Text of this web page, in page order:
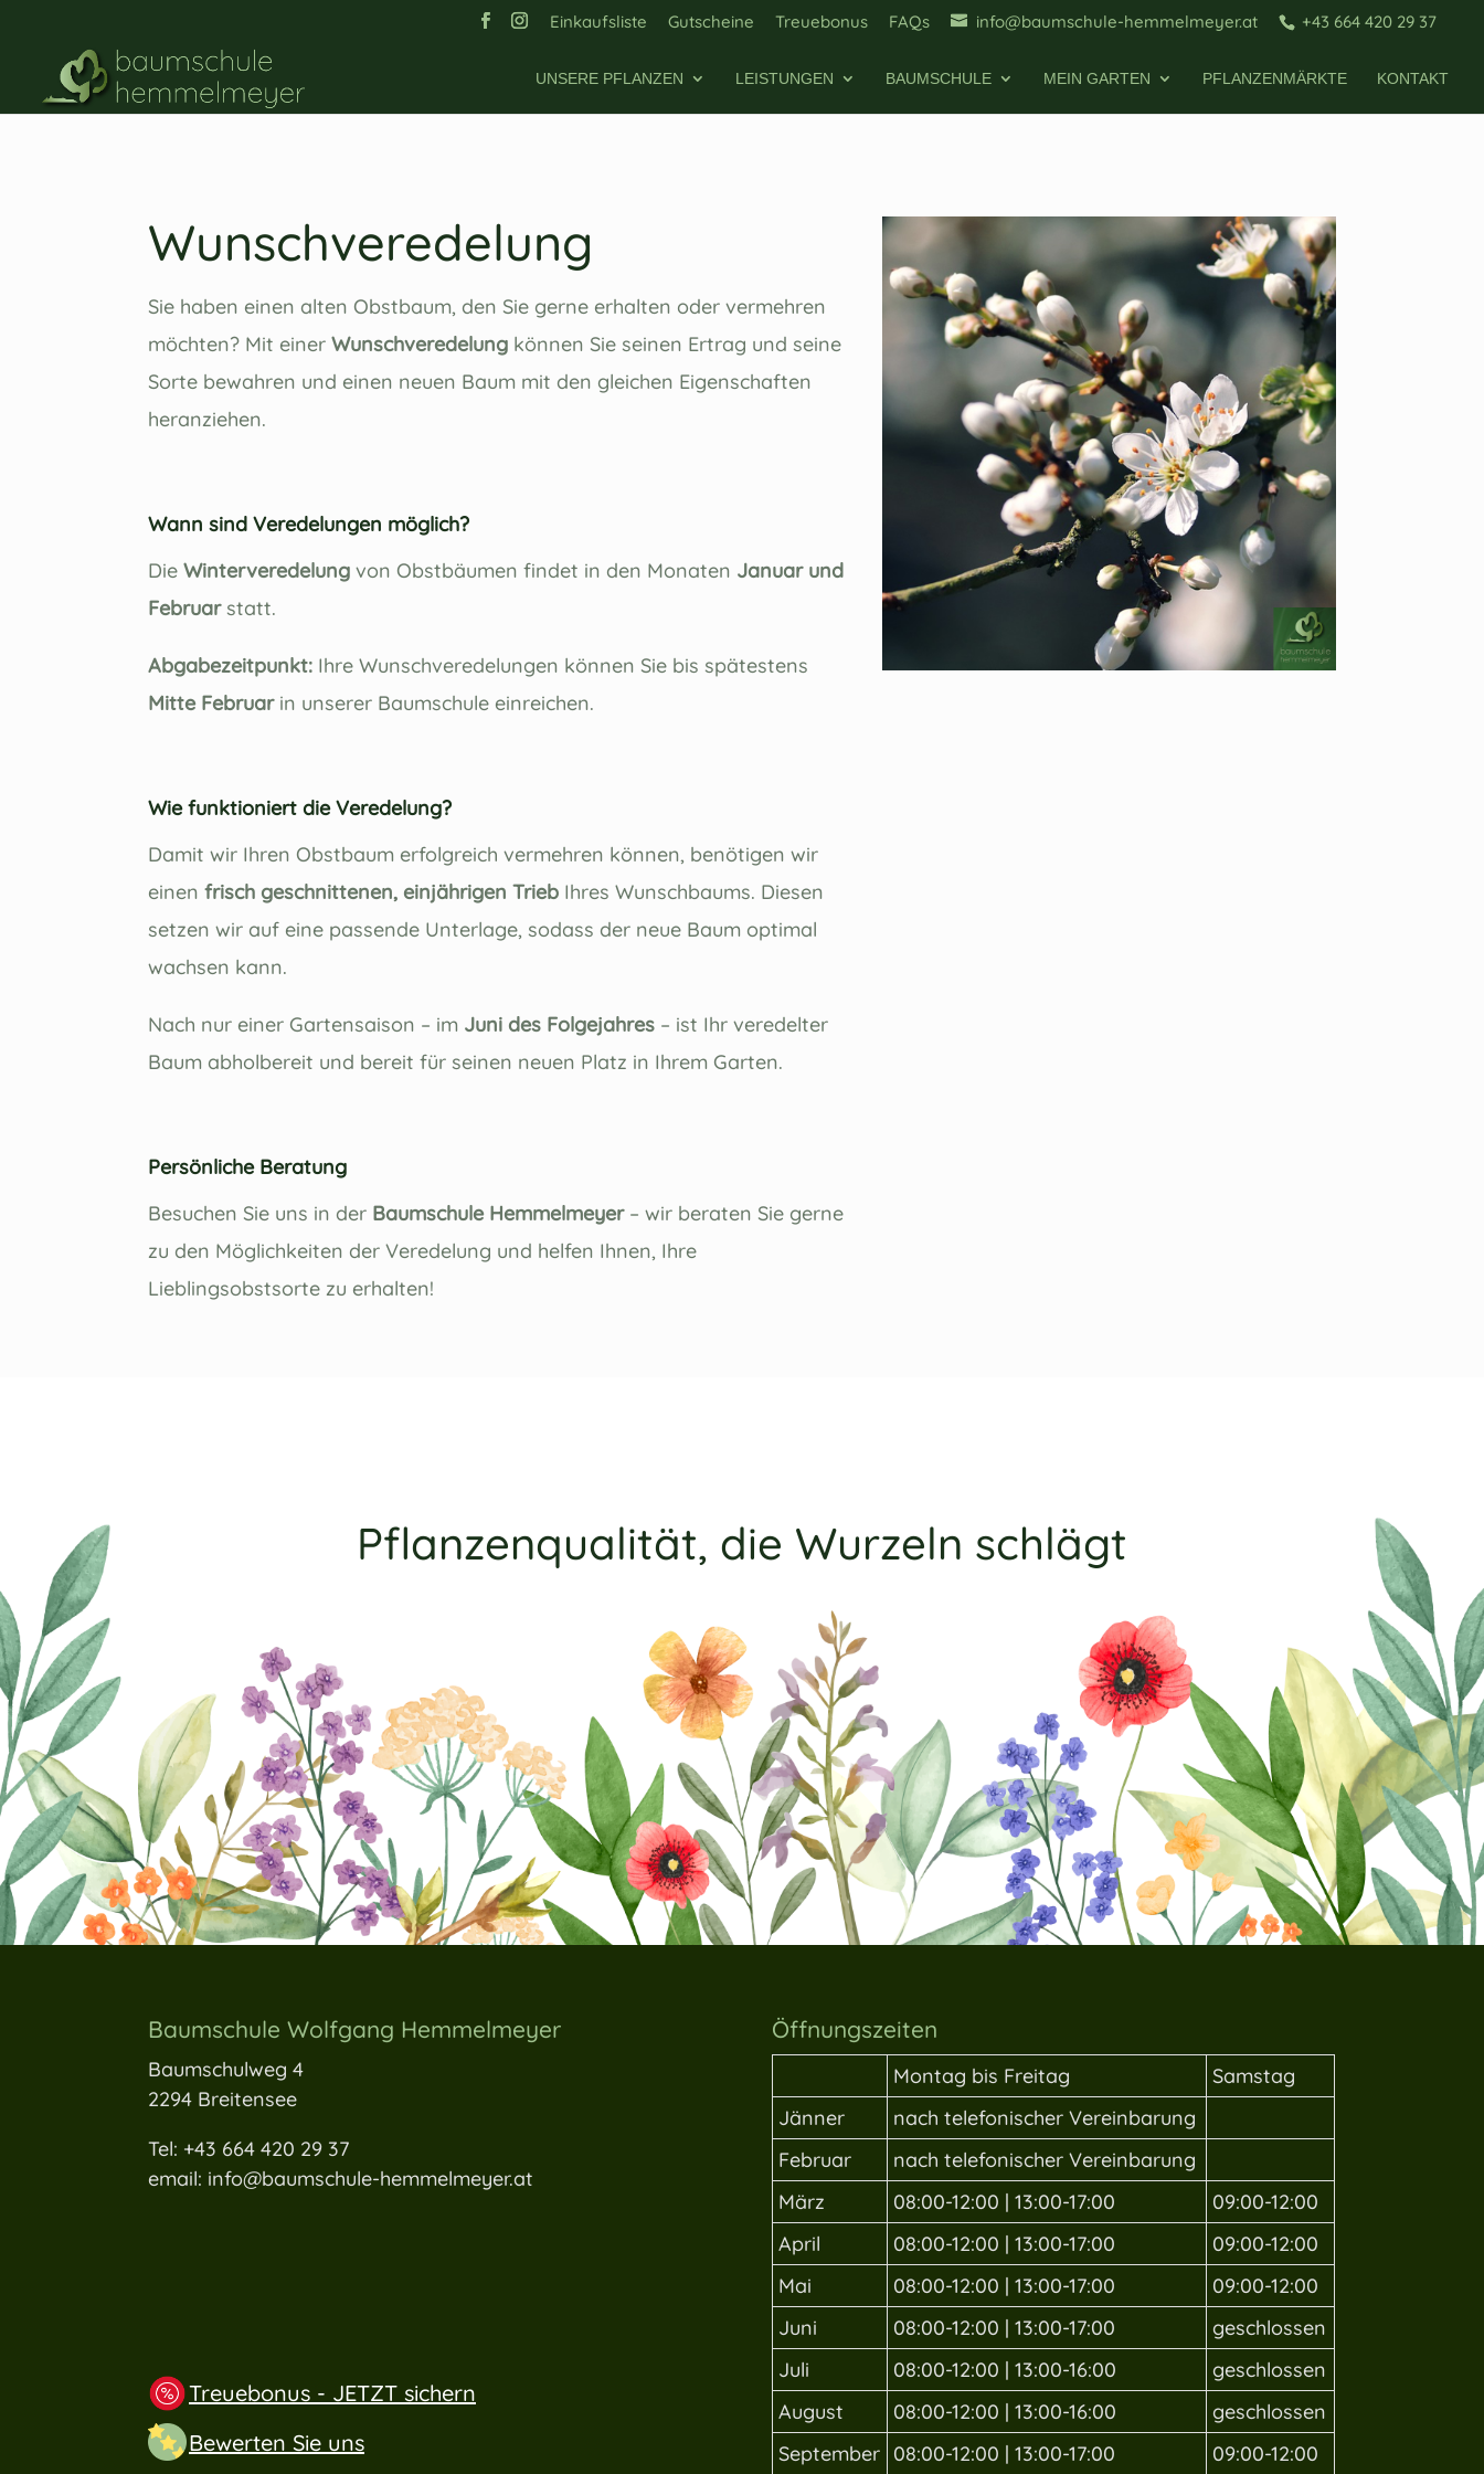
Einkaufsliste Gutscheine Treuebonus FAQs info@baumschule-hemmelmeyer.at +43 664 420 29 37
UNSERE PFLANZEN LEISTUNGEN BAUMSCHULE MEIN GARTEN PFLANZENMÄRKTE KONTAKT
Wunschveredelung
Sie haben einen alten Obstbaum, den Sie gerne erhalten oder vermehren
möchten? Mit einerWunschveredelung können Sie seinen Ertrag und seine
Sorte bewahren und einen neuen Baum mit den gleichen Eigenschaften
heranziehen.
Wann sind Veredelungen möglich?
DieWinterveredelung von Obstbäumen findet in den Monaten Januar und
Februarstatt.
Abgabezeitpunkt: Ihre Wunschveredelungen können Sie bis spätestens
Mitte Februarin unserer Baumschule einreichen.
Wie funktioniert die Veredelung?
Damit wir Ihren Obstbaum erfolgreich vermehren können, benötigen wir
einenfrisch geschnittenen, einjährigen Trieb Ihres Wunschbaums. Diesen
setzen wir auf eine passende Unterlage, sodass der neue Baum optimal
wachsen kann.
Nach nur einer Gartensaison – im Juni des Folgejahres – ist Ihr veredelter
Baum abholbereit und bereit für seinen neuen Platz in Ihrem Garten.
Persönliche Beratung
Besuchen Sie uns in der Baumschule Hemmelmeyer– wir beraten Sie gerne
zu den Möglichkeiten der Veredelung und helfen Ihnen, Ihre
Lieblingsobstsorte zu erhalten!
Pflanzenqualität, die Wurzeln schlägt
Baumschule Wolfgang Hemmelmeyer
Baumschulweg 4
2294 Breitensee
Tel: +43 664 420 29 37
email: info@baumschule-hemmelmeyer.at
Treuebonus - JETZT sichern
Bewerten Sie uns
Öffnungszeiten
Montag bis Freitag
Samstag
Jänner
nach telefonischer Vereinbarung
Februar
nach telefonischer Vereinbarung
März
08:00-12:00 | 13:00-17:00
09:00-12:00
April
08:00-12:00 | 13:00-17:00
09:00-12:00
Mai
08:00-12:00 | 13:00-17:00
09:00-12:00
Juni
08:00-12:00 | 13:00-17:00
geschlossen
Juli
08:00-12:00 | 13:00-16:00
geschlossen
August
08:00-12:00 | 13:00-16:00
geschlossen
September 08:00-12:00 | 13:00-17:00 09:00-12:00